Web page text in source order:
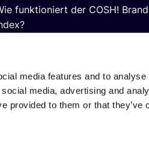
media features and to analyse
media, advertising and
provided to them or that they’ve
funktioniert der COSH! Brand